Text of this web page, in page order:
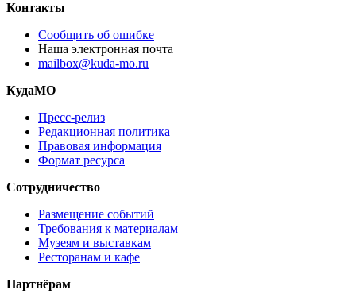
Контакты
Сообщить об ошибке
Наша электронная почта
mailbox@kuda-mo.ru
КудаМО
Пресс-релиз
Редакционная политика
Правовая информация
Формат ресурса
Сотрудничество
Размещение событий
Требования к материалам
Музеям и выставкам
Ресторанам и кафе
Партнёрам